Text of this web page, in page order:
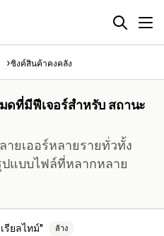
ซิงค์สินค้าคงคลัง
ดที่มีฟีเจอร์สำหรับ สถานะ
ยเออร์หลายรายทั่วทั้ง
แบบไฟล์ที่หลากหลาย
รียลไทม์ ล้าง